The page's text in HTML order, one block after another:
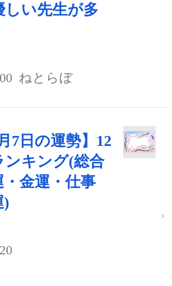
しい先生が多
ねとらぼ
7日の運勢】12
ンキング(総合
金運・仕事
)